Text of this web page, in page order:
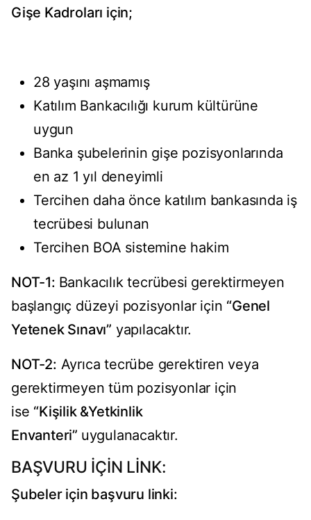
Gişe Kadroları için;
28 yaşını aşmamış
Katılım Bankacılığı kurum kültürüne
uygun
Banka şubelerinin gişe pozisyonlarında
en az 1 yıl deneyimli
Tercihen daha önce katılım bankasında iş
tecrübesi bulunan
Tercihen BOA sistemine hakim
NOT-1: Bankacılık tecrübesi gerektirmeyen
başlangıç düzeyi pozisyonlar için “Genel
Yetenek Sınavı” yapılacaktır.
NOT-2: Ayrıca tecrübe gerektiren veya
gerektirmeyen tüm pozisyonlar için
ise “Kişilik &Yetkinlik
Envanteri” uygulanacaktır.
BAŞVURU İÇİN LİNK:
Şubeler için başvuru linki: